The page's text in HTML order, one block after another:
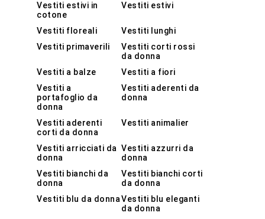
Vestiti estivi in
cotone
Vestiti estivi
Vestiti floreali
Vestiti lunghi
Vestiti primaverili
Vestiti corti rossi
da donna
Vestiti a balze
Vestiti a fiori
Vestiti a
portafoglio da
donna
Vestiti aderenti da
donna
Vestiti aderenti
corti da donna
Vestiti animalier
Vestiti arricciati da
donna
Vestiti azzurri da
donna
Vestiti bianchi da
donna
Vestiti bianchi corti
da donna
Vestiti blu da donnaVestiti blu eleganti
da donna